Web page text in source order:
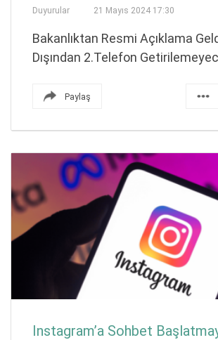
Duyurular 21 Mayıs 2024 17:30
Bakanlıktan Resmi Açıklama
Dışından 2.Telefon
Paylaş
Instagram’a Sohbet